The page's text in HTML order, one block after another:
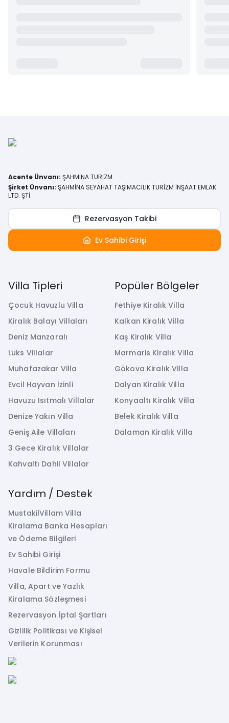
Villa Tipleri
Çocuk Havuzlu Villa
Kiralık Balayı Villaları
Deniz Manzaralı
Lüks Villalar
Muhafazakar Villa
Evcil Hayvan İzinli
Havuzu Isıtmalı Villalar
Denize Yakın Villa
Geniş Aile Villaları
3 Gece Kiralık Villalar
Kahvaltı Dahil Villalar
Popüler Bölgeler
Fethiye Kiralık Villa
Kalkan Kiralık Villa
Kaş Kiralık Villa
Marmaris Kiralık Villa
Gökova Kiralık Villa
Dalyan Kiralık Villa
Konyaaltı Kiralık Villa
Belek Kiralık Villa
Dalaman Kiralık Villa
Yardım / Destek
MustakilVillam Villa
Kiralama Banka Hesapları
ve Ödeme Bilgileri
Ev Sahibi Girişi
Havale Bildirim Formu
Villa, Apart ve Yazlık
Kiralama Sözleşmesi
Rezervasyon İptal Şartları
Gizlilik Politikası ve Kişisel
Verilerin Korunması
Acente Ünvanı: ŞAHMİNA TURİZM
Şirket Ünvanı: ŞAHMİNA SEYAHAT TAŞIMACILIK TURİZM İNŞAAT EMLAK
LTD. ŞTİ.
Rezervasyon Takibi
Ev Sahibi Girişi